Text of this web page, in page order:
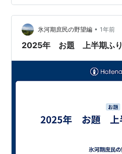
をやると300%倒れてしまう。
ことできる頭のキャパが今の
を目指すことで手一杯だ。 思
んどん音楽…
氷河期庶民の野望編 • 1年前
2025年 お題 上半期ふり